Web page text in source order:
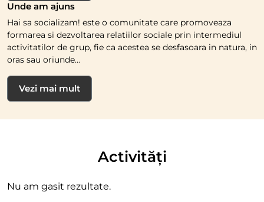
Unde am ajuns
Hai sa socializam! este o comunitate care promoveaza
formarea si dezvoltarea relatiilor sociale prin intermediul
activitatilor de grup, fie ca acestea se desfasoara in natura, in
oras sau oriunde...
Vezi mai mult
Activități
Nu am gasit rezultate.